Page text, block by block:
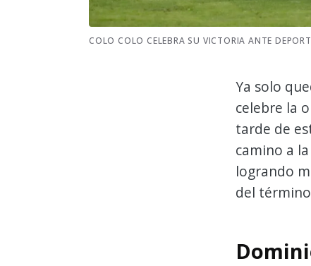
COLO COLO CELEBRA SU VICTORIA ANTE
Ya solo
celebre la
tarde de
camino a
logrando
del